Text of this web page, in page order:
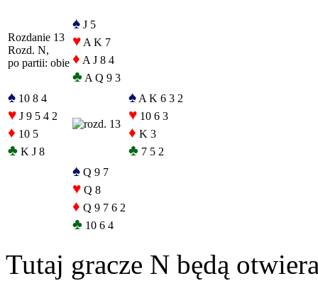
Rozdanie 13
Rozd. N,
po partii: obie
♠ J 5
♥ A K 7
♦ A J 8 4
♣ A Q 9 3
♠ 10 8 4
♥ J 9 5 4 2
♦ 10 5
♣ K J 8
♠ A K 6 3 2
♥ 10 6 3
♦ K 3
♣ 7 5 2
♠ Q 9 7
♥ Q 8
♦ Q 9 7 6 2
♣ 10 6 4
Tutaj gracze N będą